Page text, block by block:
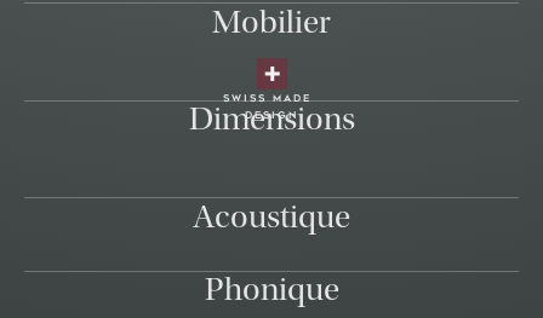
Mobilier
Dimensions
Acoustique
Phonique
swiss made
design